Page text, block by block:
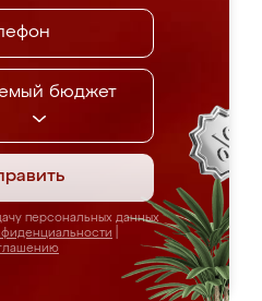
бюджет
персональных данных